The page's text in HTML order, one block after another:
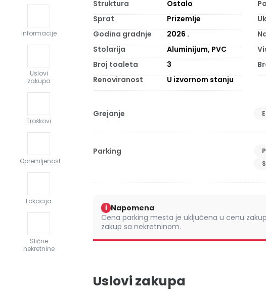
Informacije
Uslovi
zakupa
Troškovi
Opremljenost
Lokacija
Slične
nekretnine
Struktura Ostalo
Sprat
Prizemlje
Godina gradnje
2026 .
Stolarija
Aluminijum, PVC
Broj toaleta
3
Renoviranost
U izvornom stanju
Grejanje
Parking
i Napomena
Cena parking mesta je uključena u cenu
zakup sa nekretninom.
Uslovi zakupa